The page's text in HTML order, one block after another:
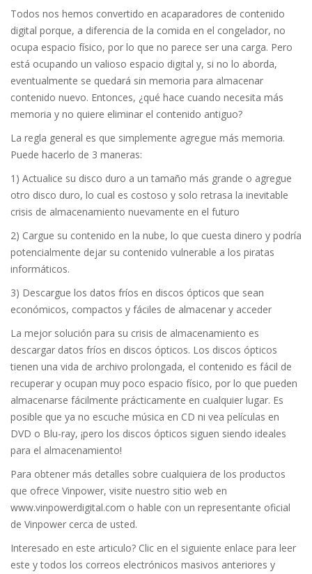
Todos nos hemos convertido en acaparadores de contenido
digital porque, a diferencia de la comida en el congelador, no
ocupa espacio físico, por lo que no parece ser una carga. Pero
está ocupando un valioso espacio digital y, si no lo aborda,
eventualmente se quedará sin memoria para almacenar
contenido nuevo. Entonces, ¿qué hace cuando necesita más
memoria y no quiere eliminar el contenido antiguo?
La regla general es que simplemente agregue más memoria.
Puede hacerlo de 3 maneras:
1) Actualice su disco duro a un tamaño más grande o agregue
otro disco duro, lo cual es costoso y solo retrasa la inevitable
crisis de almacenamiento nuevamente en el futuro
2) Cargue su contenido en la nube, lo que cuesta dinero y podría
potencialmente dejar su contenido vulnerable a los piratas
informáticos.
3) Descargue los datos fríos en discos ópticos que sean
económicos, compactos y fáciles de almacenar y acceder
La mejor solución para su crisis de almacenamiento es
descargar datos fríos en discos ópticos. Los discos ópticos
tienen una vida de archivo prolongada, el contenido es fácil de
recuperar y ocupan muy poco espacio físico, por lo que pueden
almacenarse fácilmente prácticamente en cualquier lugar. Es
posible que ya no escuche música en CD ni vea películas en
DVD o Blu-ray, ¡pero los discos ópticos siguen siendo ideales
para el almacenamiento!
Para obtener más detalles sobre cualquiera de los productos
que ofrece Vinpower, visite nuestro sitio web en
www.vinpowerdigital.com o hable con un representante oficial
de Vinpower cerca de usted.
Interesado en este articulo? Clic en el siguiente enlace para leer
este y todos los correos electrónicos masivos anteriores y